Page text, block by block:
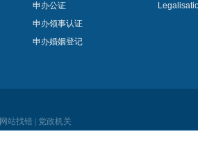
申办公证
申办领事认证
申办婚姻登记
网站找错 党政机关